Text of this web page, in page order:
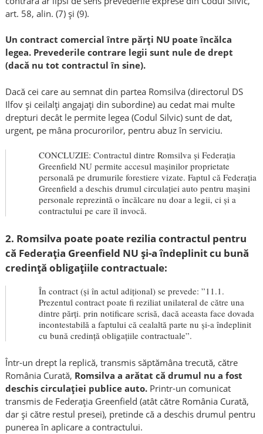
art. 58, alin. (7) și (9).
Un contract comercial între părți NU poate încălca
legea. Prevederile contrare legii sunt nule de drept
(dacă nu tot contractul în sine).
Dacă cei care au semnat din partea Romsilva (directorul DS
Ilfov și ceilalți angajați din subordine) au cedat mai multe
drepturi decât le permite legea (Codul Silvic) sunt de dat,
urgent, pe mâna procurorilor, pentru abuz în serviciu.
CONCLUZIE: Contractul dintre Romsilva și Federația
Greenfield NU permite accesul mașinilor proprietate
personală pe drumurile forestiere vizate. Faptul că Federația
Greenfield a deschis drumul circulației auto pentru mașini
personale reprezintă o încălcare nu doar a legii, ci și a
contractului pe care îl invocă.
2. Romsilva poate poate rezilia contractul pentru
că Federația Greenfield NU și-a îndeplinit cu bună
credință obligațiile contractuale:
În contract (și în actul adițional) se prevede: ”11.1.
Prezentul contract poate fi reziliat unilateral de către una
dintre părți. prin notificare scrisă, dacă aceasta face dovada
incontestabilă a faptului că cealaltă parte nu și-a îndeplinit
cu bună credință obligațiile contractuale”.
Într-un drept la replică, transmis săptămâna trecută, către
România Curată, Romsilva a arătat că drumul nu a fost
deschis circulației publice auto.Printr-un comunicat
transmis de Federația Greenfield (atât către România Curată,
dar și către restul presei), pretinde că a deschis drumul pentru
punerea în aplicare a contractului.